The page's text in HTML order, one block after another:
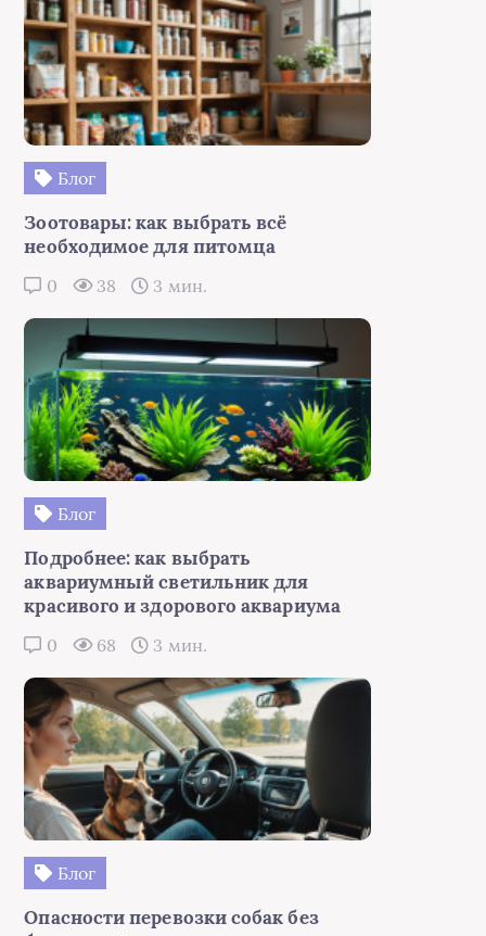
Блог
Зоотовары: как выбрать всё
необходимое для питомца
0 38 3 мин.
Блог
Подробнее: как выбрать
аквариумный светильник для
красивого и здорового аквариума
0 68 3 мин.
Блог
Опасности перевозки собак без